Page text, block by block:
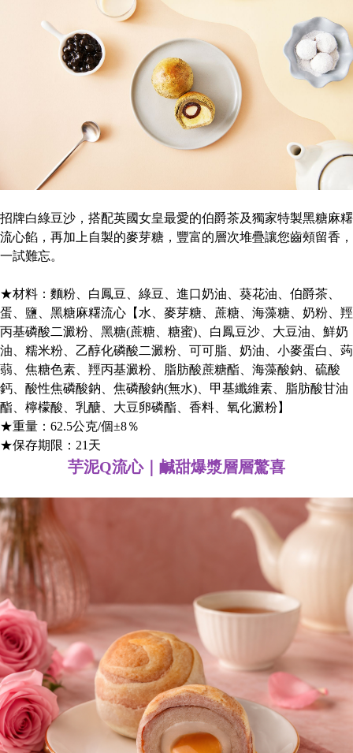
招牌白綠豆沙，搭配英國女皇最愛的伯爵茶及獨家特製黑糖麻糬
流心餡，再加上自製的麥芽糖，豐富的層次堆疊讓您齒頰留香，
一試難忘。
★材料：麵粉、白鳳豆、綠豆、進口奶油、葵花油、伯爵茶、
蛋、鹽、黑糖麻糬流心【水、麥芽糖、蔗糖、海藻糖、奶粉、羥
丙基磷酸二澱粉、黑糖(蔗糖、糖蜜)、白鳳豆沙、大豆油、鮮奶
油、糯米粉、乙醇化磷酸二澱粉、可可脂、奶油、小麥蛋白、蒟
蒻、焦糖色素、羥丙基澱粉、脂肪酸蔗糖酯、海藻酸鈉、硫酸
鈣、酸性焦磷酸鈉、焦磷酸鈉(無水)、甲基纖維素、脂肪酸甘油
酯、檸檬酸、乳醣、大豆卵磷酯、香料、氧化澱粉】
★重量：62.5公克/個±8％
★保存期限：21天
芋泥Q流心｜鹹甜爆漿層層驚喜